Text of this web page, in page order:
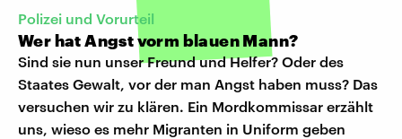
Polizei und Vorurteil
Wer hat Angst vorm blauen Mann?
Sind sie nun unser Freund und Helfer? Oder des
Staates Gewalt, vor der man Angst haben muss? Das
versuchen wir zu klären. Ein Mordkommissar erzählt
uns, wieso es mehr Migranten in Uniform geben